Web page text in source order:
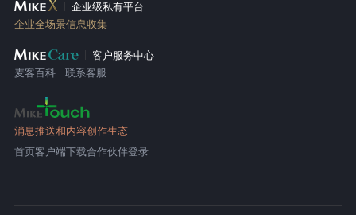
企业级私有平台
企业全场景信息收集
客户服务中心
麦客百科
联系客服
消息推送和内容创作生态
首页客户端下载合作伙伴登录